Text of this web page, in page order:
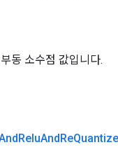
동 소수점 값입니다.
ReluAndReQuantize